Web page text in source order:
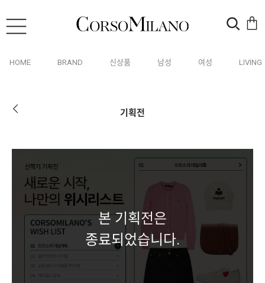
HOME BRAND 신상품 남성 여성 LIVING
기획전
본 기획전은
종료되었습니다.